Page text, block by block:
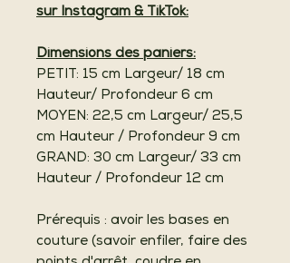
sur Instagram & TikTok:
Dimensions des paniers:
PETIT: 15 cm Largeur/ 18 cm
Hauteur/ Profondeur 6 cm
MOYEN: 22,5 cm Largeur/ 25,5
cm Hauteur / Profondeur 9 cm
GRAND: 30 cm Largeur/ 33 cm
Hauteur / Profondeur 12 cm
Prérequis : avoir les bases en
couture (savoir enfiler, faire des